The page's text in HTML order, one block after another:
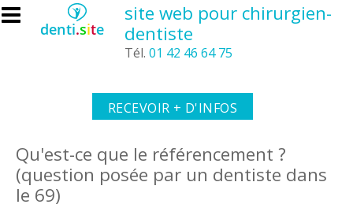
Aller au contenu principalsite web pour chirurgien-
dentiste
Tél. 01 42 46 64 75
RECEVOIR + D'INFOS
Qu'est-ce que le référencement ?
(question posée par un dentiste dans
le 69)